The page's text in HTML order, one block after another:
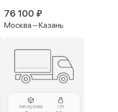
и
грузов промышленного
76 100 ₽
Москва – Казань